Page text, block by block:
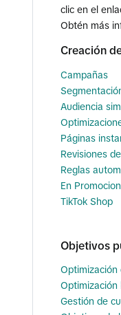
clic en el
Obtén más
Creación
Campañas
Audiencia
Páginas
Revisiones
Reglas
En
TikTok Shop
Objetivos
Optimización
Optimización
Gestión de